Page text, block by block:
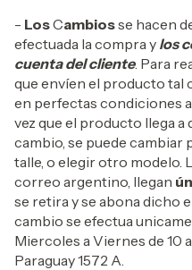
- LosCambiosse hacen
efectuada la compra y los
cuenta del cliente. Para
que envíen el producto tal
en perfectas condiciones
vez que el producto llega a
cambio, se puede
talle, o elegir otro modelo.
correo argentino, llegan
se retira y se abona dicho
cambio se efectua
Miercoles a Viernes de 10 a
Paraguay 1572 A.